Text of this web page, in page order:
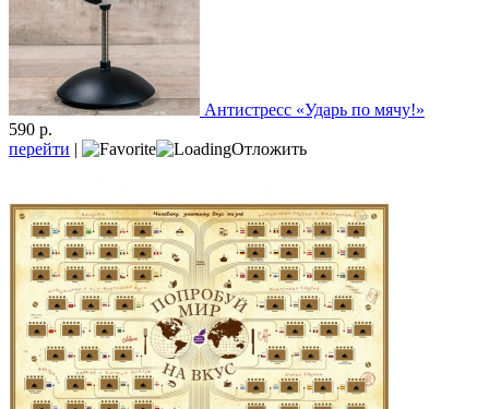
Антистресс «Ударь по мячу!»
590 р.
перейти | Отложить